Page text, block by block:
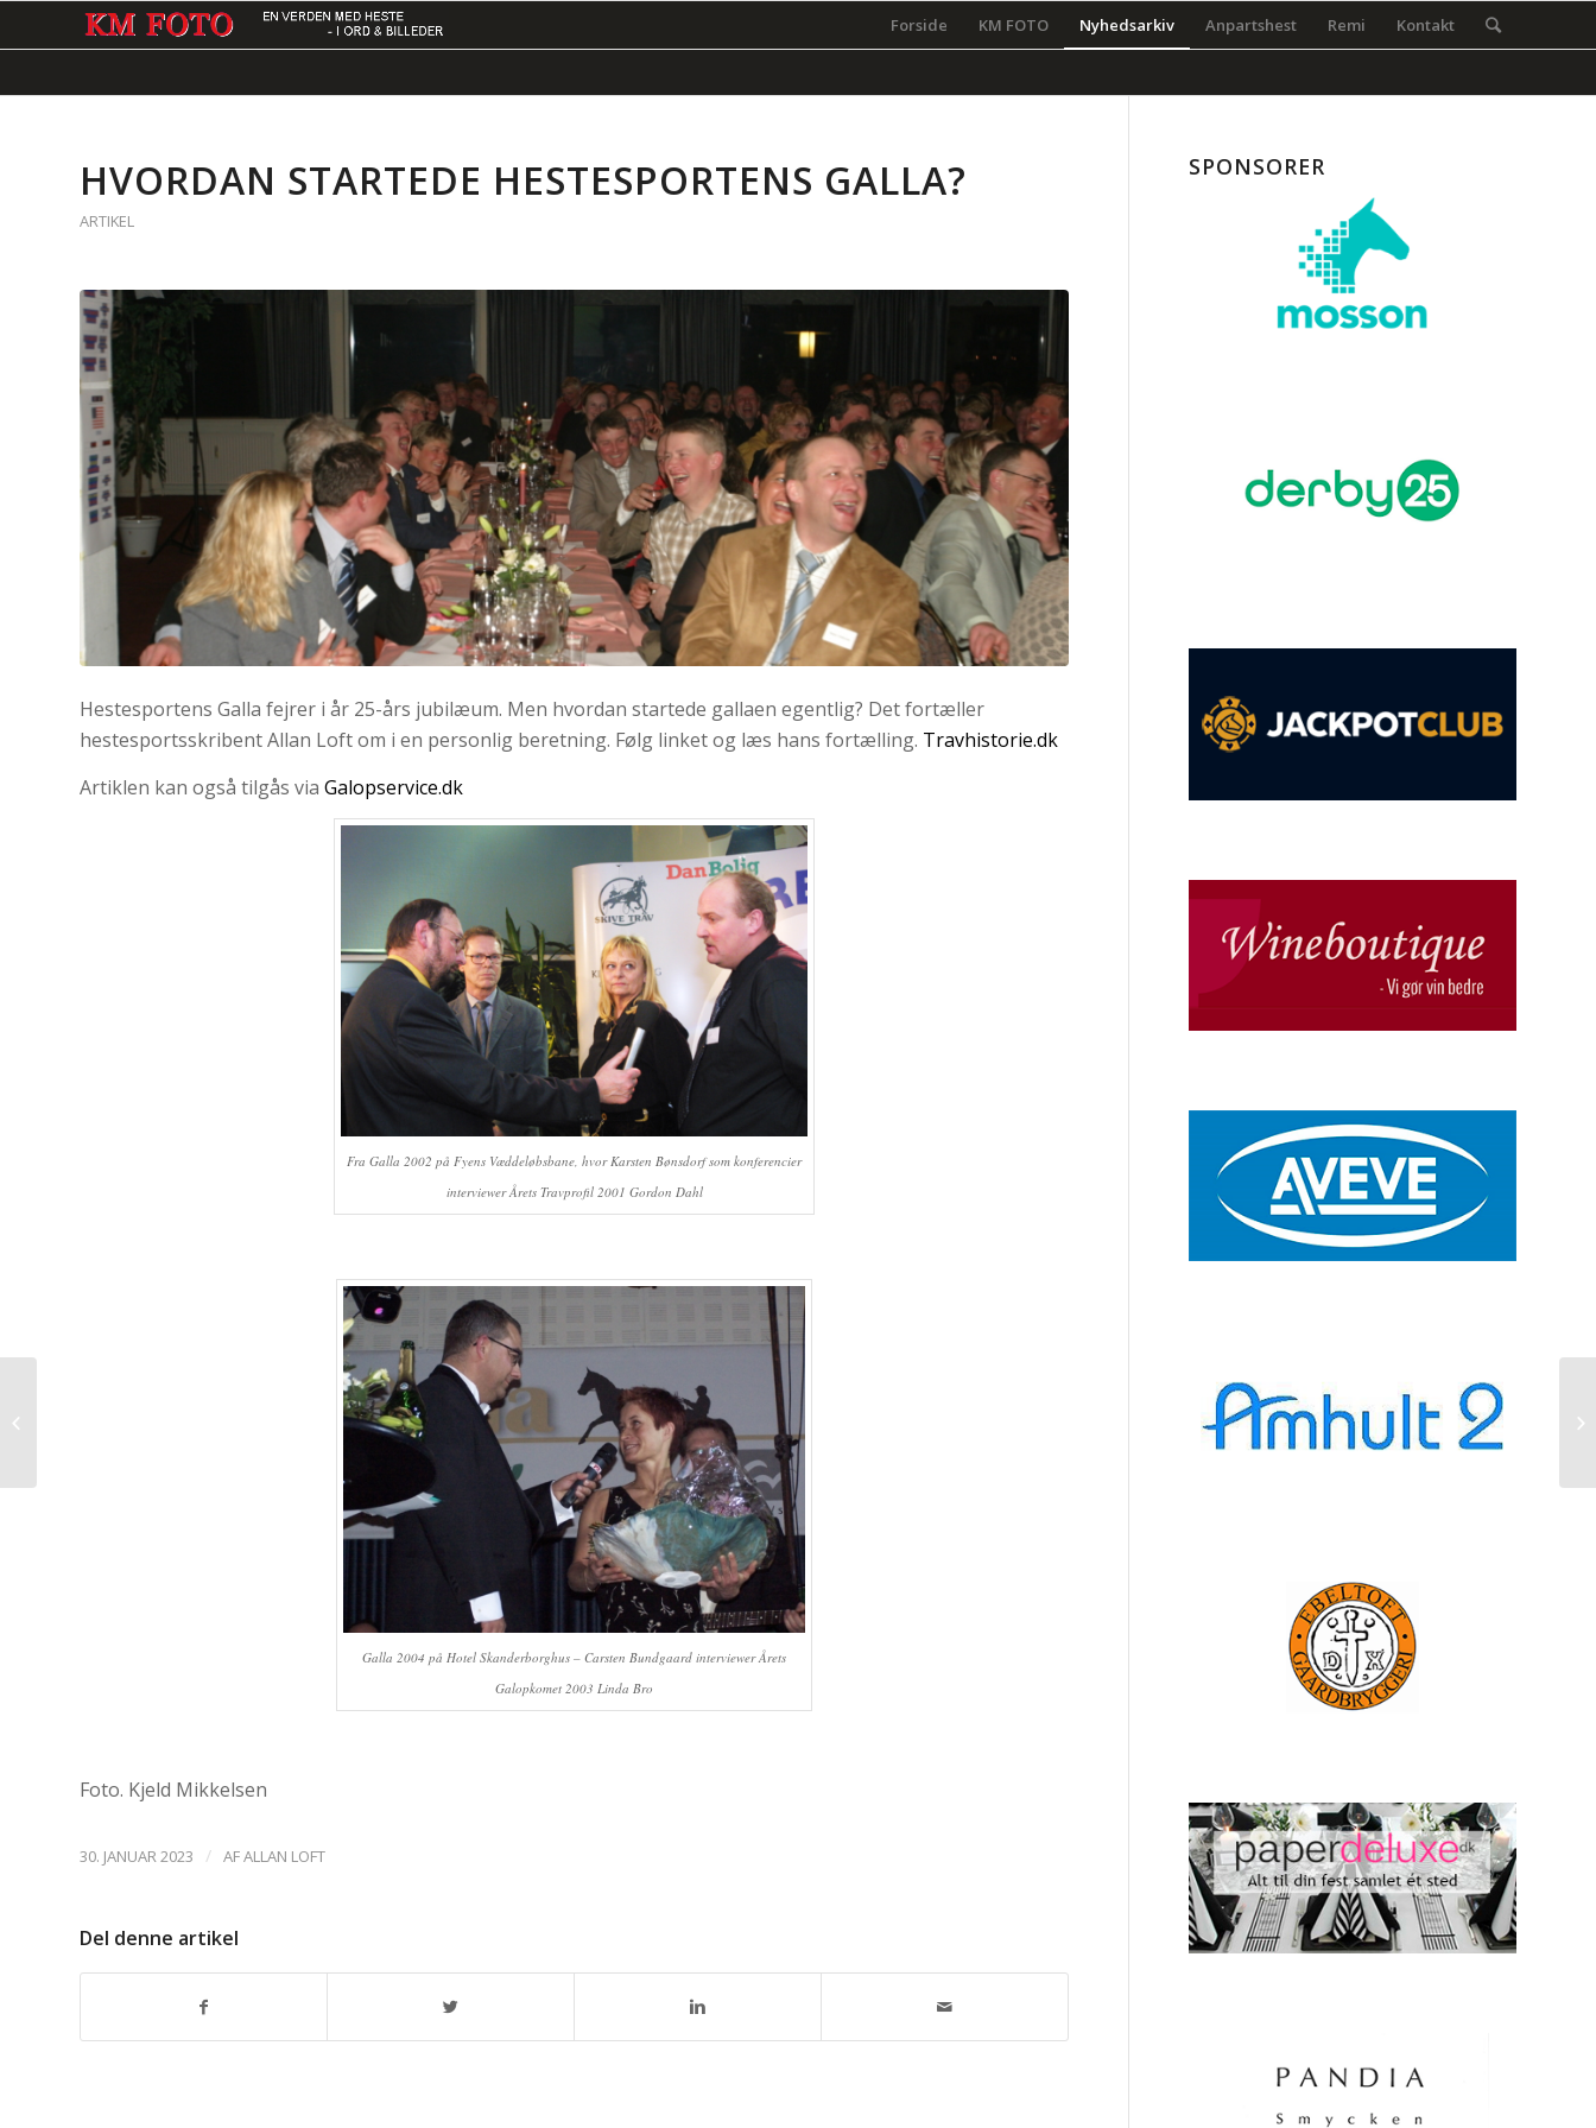
Forside KM FOTO Nyhedsarkiv Anpartshest Remi Kontakt
HVORDAN STARTEDE HESTESPORTENS GALLA?
ARTIKEL
Hestesportens Galla fejrer i år 25-års jubilæum. Men hvordan startede gallaen egentlig? Det fortæller
hestesportsskribent Allan Loft om i en personlig beretning. Følg linket og læs hans fortælling. Travhistorie.dk
Artiklen kan også tilgås via Galopservice.dk
Fra Galla 2002 på Fyens Væddeløbsbane, hvor Karsten Bønsdorf som konferencier
interviewer Årets Travprofil 2001 Gordon Dahl
Galla 2004 på Hotel Skanderborghus – Carsten Bundgaard interviewer Årets
Galopkomet 2003 Linda Bro
Foto. Kjeld Mikkelsen
30. JANUAR 2023 / AFALLAN LOFT
Del denne artikel
SPONSORER